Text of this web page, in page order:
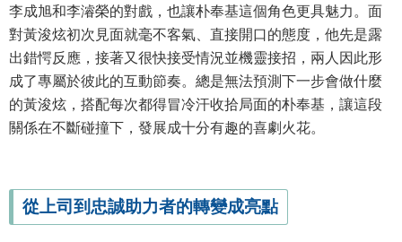
李成旭和李濬榮的對戲，也讓朴奉基這個角色更具魅力。面
對黃浚炫初次見面就毫不客氣、直接開口的態度，他先是露
出錯愕反應，接著又很快接受情況並機靈接招，兩人因此形
成了專屬於彼此的互動節奏。總是無法預測下一步會做什麼
的黃浚炫，搭配每次都得冒冷汗收拾局面的朴奉基，讓這段
關係在不斷碰撞下，發展成十分有趣的喜劇火花。
從上司到忠誠助力者的轉變成亮點